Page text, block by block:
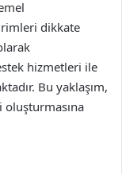
dikkate
hizmetleri ile
Bu yaklaşım,
oluşturmasına